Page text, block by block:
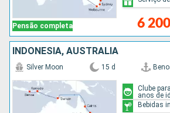
Pensão completa 6
INDONÉSIA, AUSTRALIA
Silver Moon 15 d
Clube
anos de
Bebidas